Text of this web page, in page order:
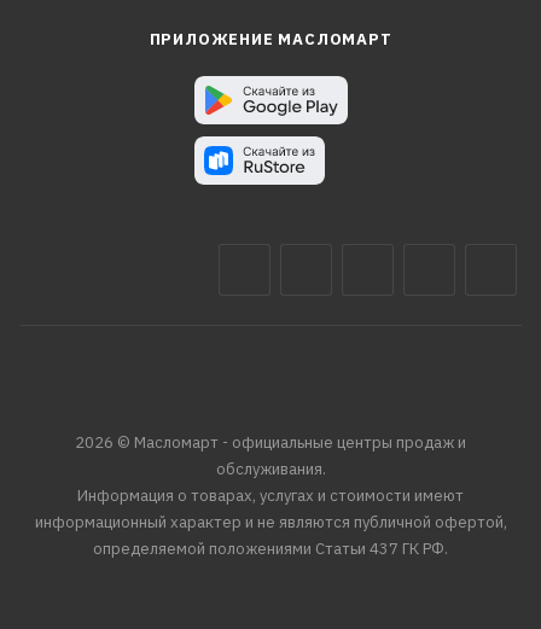
ПРИЛОЖЕНИЕ МАСЛОМАРТ
2026 © Масломарт - официальные центры продаж и
обслуживания.
Информация о товарах, услугах и стоимости имеют
информационный характер и не являются публичной офертой,
определяемой положениями Статьи 437 ГК РФ.